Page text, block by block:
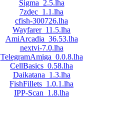
Sigma_2.5.lha
7zdec_1.1.lha
cfish-300726.lha
Wayfarer_11.5.lha
AmiArcadia_36.53.lha
nextvi-7.0.lha
TelegramAmiga_0.0.8.lha
CellBasics_0.58.lha
Daikatana_1.3.lha
FishFillets_1.0.1.lha
IPP-Scan_1.8.lha